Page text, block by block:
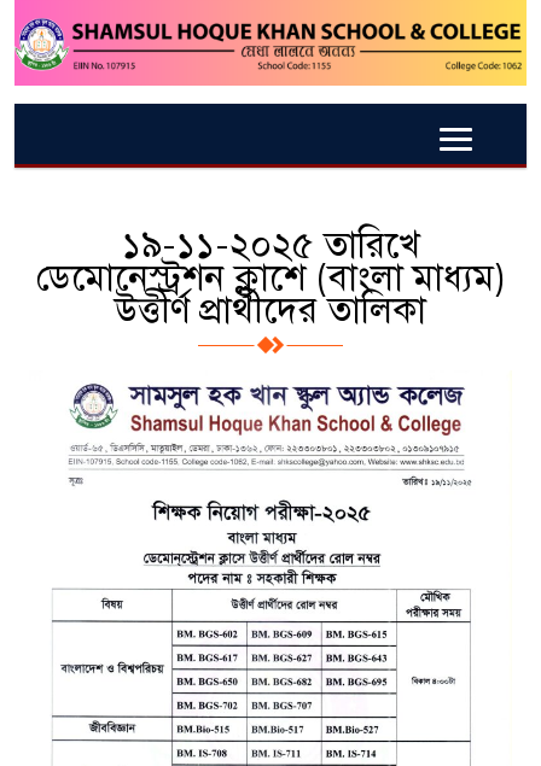
১৯-১১-২০২৫ তারিখে
ডেমোনেস্ট্রশন ক্লাশে (বাংলা মাধ্যম)
উত্তীর্ণ প্রার্থীদের তালিকা